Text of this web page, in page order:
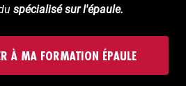
spécialisé sur l'épaule.
À MA FORMATION ÉPAULE